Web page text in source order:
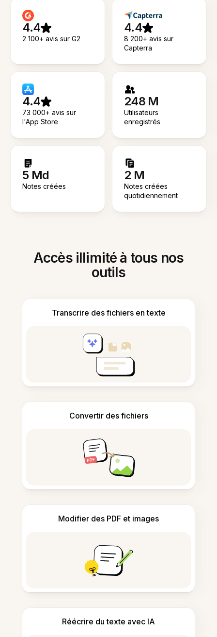
4.4
2 100+ avis sur G2
4.4
8 200+ avis sur
Capterra
4.4
73 000+ avis sur
l'App Store
248 M
Utilisateurs
enregistrés
5 Md
Notes créées
2 M
Notes créées
quotidiennement
Accès illimité à tous nos
outils
Transcrire des fichiers en texte
Convertir des fichiers
Modifier des PDF et images
Réécrire du texte avec IA